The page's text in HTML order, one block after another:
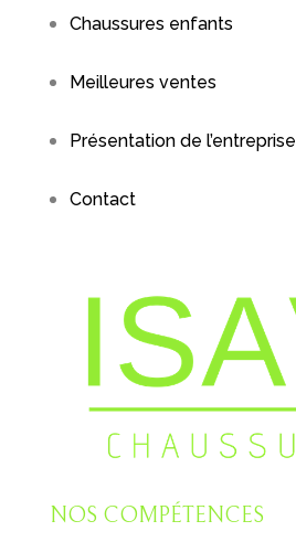
Chaussures enfants
Meilleures ventes
Présentation de l’entreprise
Contact
NOS COMPÉTENCES